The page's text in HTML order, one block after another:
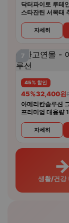
닥터파이토 루테
스타잔틴 서목태
자세히
7
45% 할인
45%32,400원
아메리칸솔루션
프리미엄 대용량
자세히
→
생활/건강